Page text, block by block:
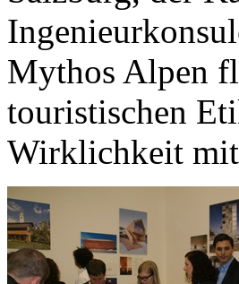
Mythos Alpen
touristischen
Wirklichkeit